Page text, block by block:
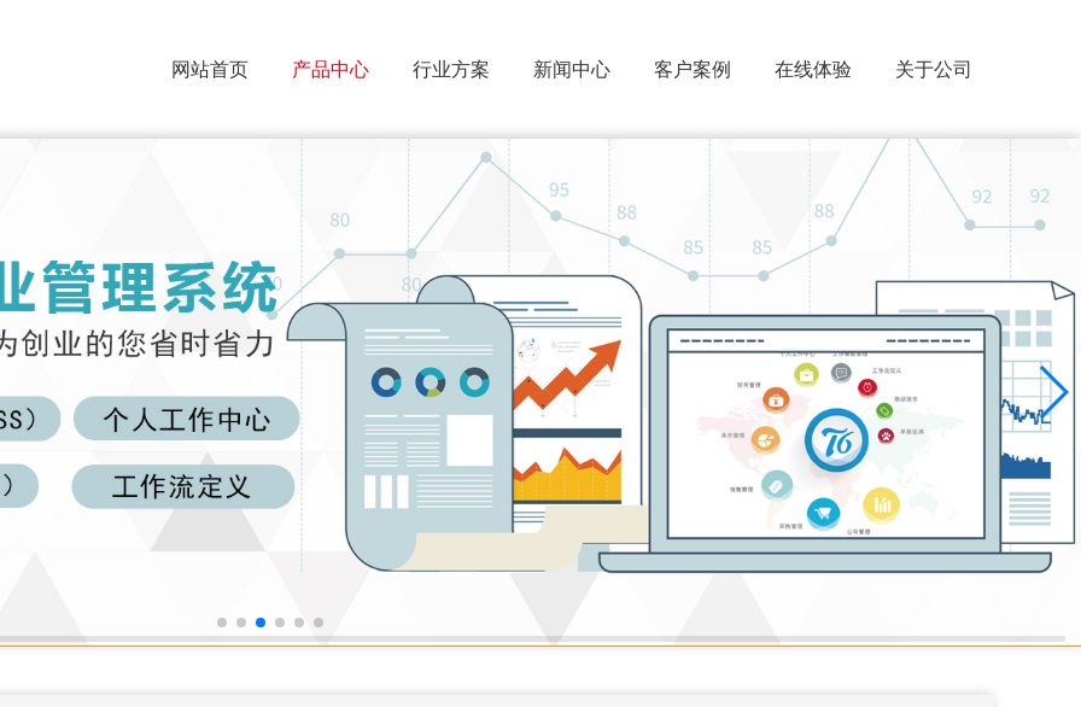
网站首页 产品中心 行业方案 新闻中心 客户案例 在线体验 关于公司